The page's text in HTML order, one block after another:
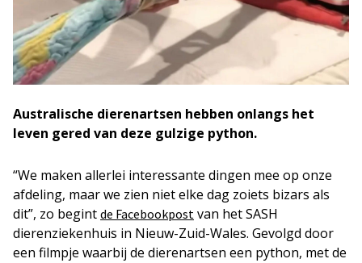
Australische dierenartsen hebben onlangs het
leven gered van deze gulzige python.
“We maken allerlei interessante dingen mee op onze
afdeling, maar we zien niet elke dag zoiets bizars als
dit”, zo begint de Facebookpost van het SASH
dierenziekenhuis in Nieuw-Zuid-Wales. Gevolgd door
een filmpje waarbij de dierenartsen een python, met de